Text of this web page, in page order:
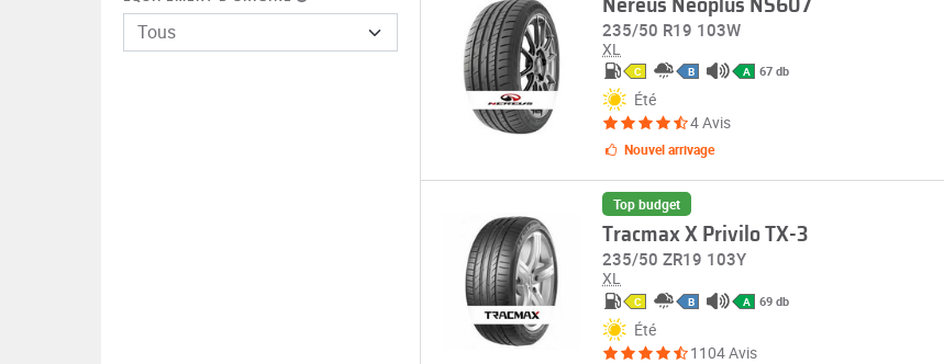
Tous
Nereus Neoplus NS607
235/50 R19 103W
XL
C B A 67 db
Été
4 Avis
Nouvel arrivage
Top budget
Tracmax X Privilo TX-3
235/50 ZR19 103Y
XL
C B A 69 db
Été
1104 Avis